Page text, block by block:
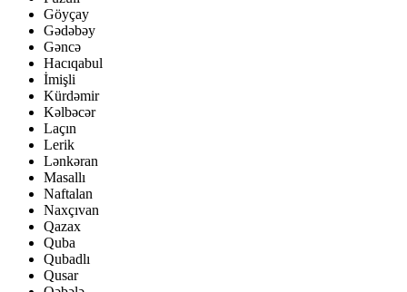
Göyçay
Gədəbəy
Gəncə
Hacıqabul
İmişli
Kürdəmir
Kəlbəcər
Laçın
Lerik
Lənkəran
Masallı
Naftalan
Naxçıvan
Qazax
Quba
Qubadlı
Qusar